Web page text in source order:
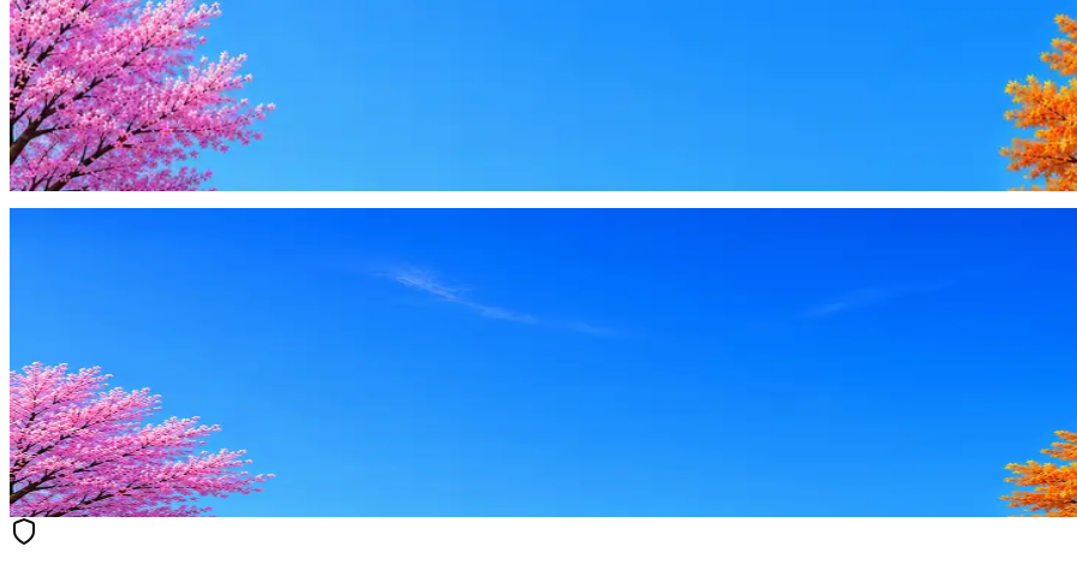
4 990 ₽/мес
Купить доступ
Будьте осторожны: если работодатель просит войти через Google, iCloud или Госуслуги, прислать код или пароль, запустить
деньги — это мошенники.
Жмите Пожаловаться ·Гайд по безопасности
Стратегия поиска с AI: рынки, позиции, вилка, каналы
AI-адаптация отклика под вакансию
AI генерация сопроводительных писем
4 990 ₽/мес
Купить доступ